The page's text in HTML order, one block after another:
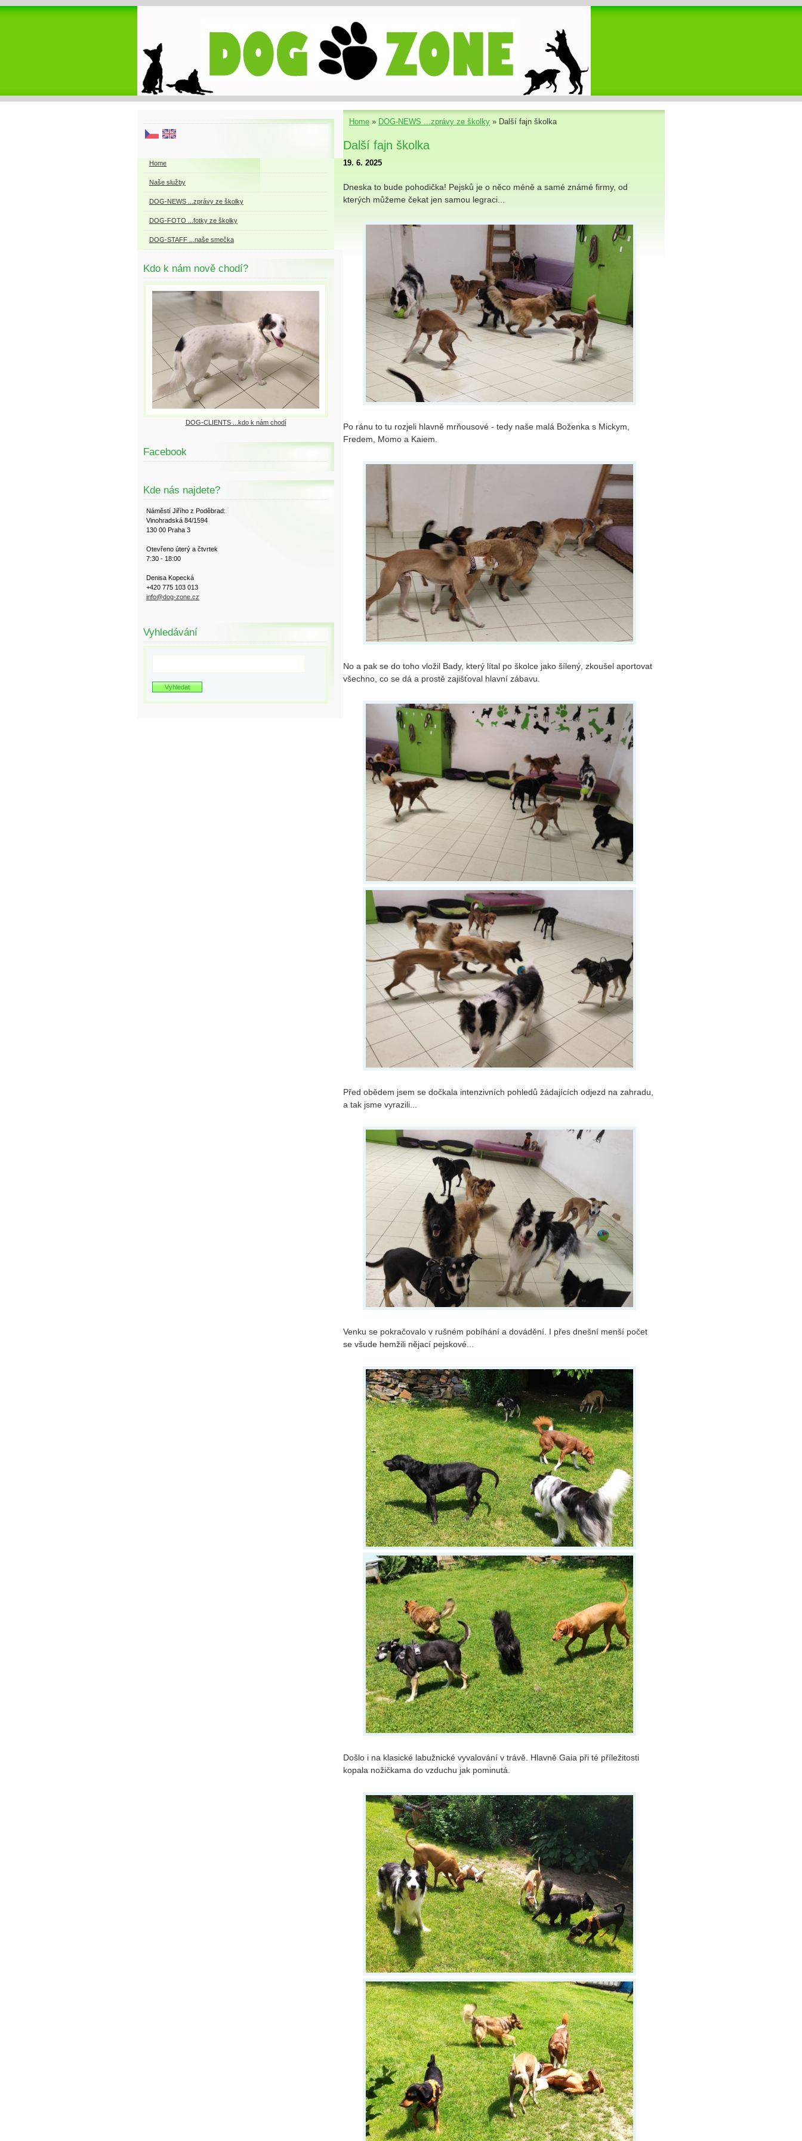
Home » DOG-NEWS ...zprávy ze školky » Další fajn školka
Další fajn školka
19. 6. 2025
Dneska to bude pohodička! Pejsků je o něco méně a samé známé firmy, od
kterých můžeme čekat jen samou legraci...
Po ránu to tu rozjeli hlavně mrňousové - tedy naše malá Boženka s Mickym,
Fredem, Momo a Kaiem.
No a pak se do toho vložil Bady, který lítal po školce jako šílený, zkoušel aportovat
všechno, co se dá a prostě zajišťoval hlavní zábavu.
Před obědem jsem se dočkala intenzivních pohledů žádajících odjezd na zahradu,
a tak jsme vyrazili...
Venku se pokračovalo v rušném pobíhání a dovádění. I přes dnešní menší počet
se všude hemžili nějací pejskové...
Došlo i na klasické labužnické vyvalování v trávě. Hlavně Gaia při té příležitosti
kopala nožičkama do vzduchu jak pominutá.
Home
Naše služby
DOG-NEWS ...zprávy ze školky
DOG-FOTO ...fotky ze školky
DOG-STAFF ...naše smečka
Kdo k nám nově chodí?
DOG-CLIENTS ...kdo k nám chodí
Facebook
Kde nás najdete?
Náměstí Jiřího z Poděbrad:
Vinohradská 84/1594
130 00 Praha 3
Otevřeno úterý a čtvrtek
7:30 - 18:00
Denisa Kopecká
+420 775 103 013
info@dog-zone.cz
Vyhledávání